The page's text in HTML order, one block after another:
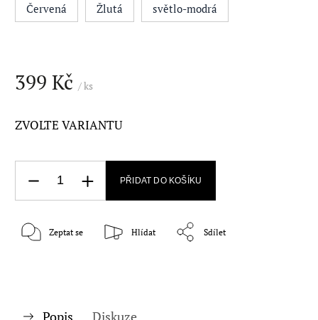
Červená
Žlutá světlo-modrá
399 Kč / ks
ZVOLTE VARIANTU
PŘIDAT DO KOŠÍKU
Zeptat se Hlídat Sdílet
Popis Diskuze